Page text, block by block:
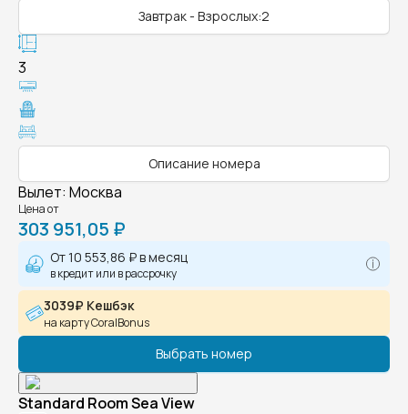
Завтрак - Взрослых:2
3
Описание номера
Вылет: Москва
Цена от
303 951,05 ₽
От10 553,86 ₽в месяц
в кредит или в рассрочку
3039₽ Кешбэк
на карту CoralBonus
Выбрать номер
Standard Room Sea View